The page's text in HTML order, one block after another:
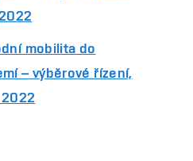
mobilita do
– výběrové řízení,